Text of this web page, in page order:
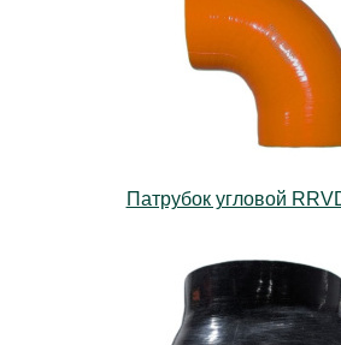
Патрубок угловой